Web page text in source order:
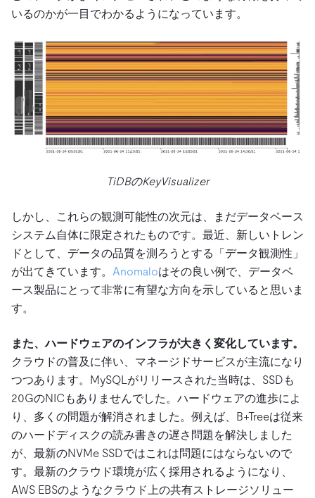
いるのかが一目でわかるようになっています。
TiDBのKeyVisualizer
しかし、これらの観測可能性の次元は、まだデータベース
システム自体に限定されたものです。最近、新しいトレン
ドとして、データの品質を測ろうとする「データ観測性」
が出てきています。 Anomaloはその良い例で、データベ
ース製品にとって非常に有望な方向を示していると思いま
す。
また、ハードウェアのインフラが大きく変化しています。
クラウドの普及に伴い、マネージドサービスが主流になり
つつあります。MySQLがリリースされた当時は、SSDも
20GのNICもありませんでした。ハードウェアの進歩によ
り、多くの問題が解消されました。例えば、B+Treeは従来
のハードディスクの読み書きの遅さ問題を解決しました
が、最新のNVMe SSDではこれは問題にはならないので
す。最新のクラウド環境が広く採用されるようになり、
AWS EBSのようなクラウド上の共有ストレージソリュー